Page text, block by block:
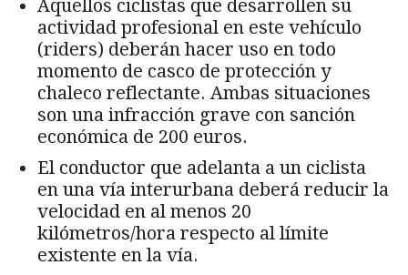
Aquellos ciclistas que desarrollen su
actividad profesional en este vehículo
(riders) deberán hacer uso en todo
momento de casco de protección y
chaleco reflectante. Ambas situaciones
son una infracción grave con sanción
económica de 200 euros.
El conductor que adelanta a un ciclista
en una vía interurbana deberá reducir la
velocidad en al menos 20
kilómetros/hora respecto al límite
existente en la vía.